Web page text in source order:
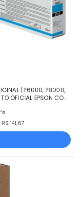
| P6000, P8000,
OFICIAL EPSON COM
141,67